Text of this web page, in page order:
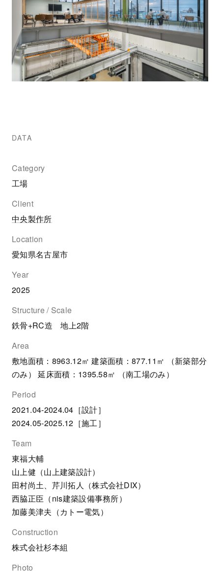
DATA
Category
工場
Client
中央製作所
Location
愛知県名古屋市
Year
2025
Structure / Scale
鉄骨+RC造 地上2階
Area
敷地面積：8963.12㎡ 建築面積：877.11㎡ （新築部分
のみ） 延床面積：1395.58㎡ （南工場のみ）
Period
2021.04-2024.04［設計］
2024.05-2025.12［施工］
Team
東福大輔
山上健（山上建築設計）
田村尚土、芹川拓人（株式会社DIX）
西脇正臣（nis建築設備事務所）
加藤美津夫（カトー電気）
Construction
株式会社杉本組
Photo